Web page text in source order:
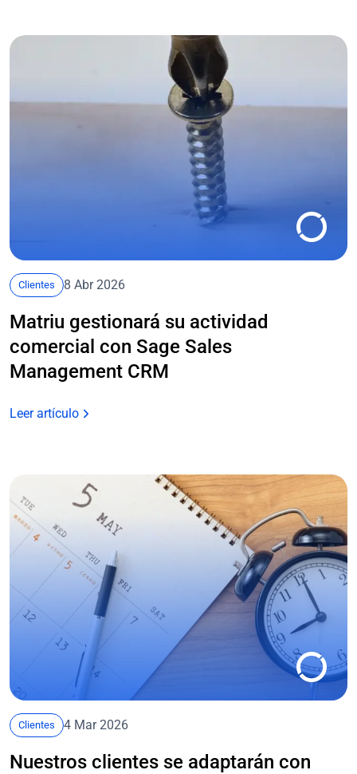
Clientes 8 Abr 2026
Matriu gestionará su actividad
comercial con Sage Sales
Management CRM
Leer artículo
Clientes 4 Mar 2026
Nuestros clientes se adaptarán con